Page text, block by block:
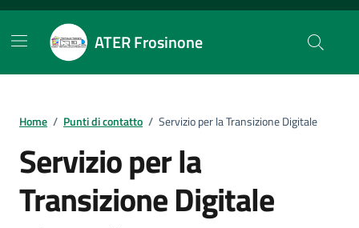
Vai ai contenuti
Vai al footer
ATER Frosinone
Home / Punti di contatto / Servizio per la Transizione Digitale
Servizio per la
Transizione Digitale